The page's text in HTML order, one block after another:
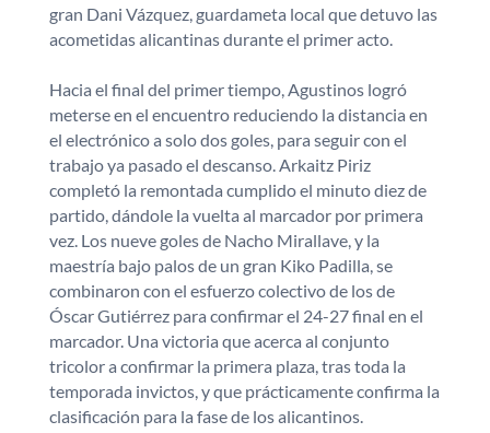
gran Dani Vázquez, guardameta local que detuvo las
acometidas alicantinas durante el primer acto.
Hacia el final del primer tiempo, Agustinos logró
meterse en el encuentro reduciendo la distancia en
el electrónico a solo dos goles, para seguir con el
trabajo ya pasado el descanso. Arkaitz Piriz
completó la remontada cumplido el minuto diez de
partido, dándole la vuelta al marcador por primera
vez. Los nueve goles de Nacho Mirallave, y la
maestría bajo palos de un gran Kiko Padilla, se
combinaron con el esfuerzo colectivo de los de
Óscar Gutiérrez para confirmar el 24-27 final en el
marcador. Una victoria que acerca al conjunto
tricolor a confirmar la primera plaza, tras toda la
temporada invictos, y que prácticamente confirma la
clasificación para la fase de los alicantinos.